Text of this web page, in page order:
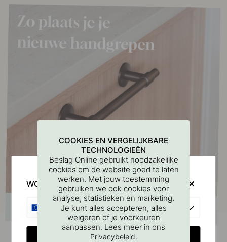
COOKIES EN VERGELIJKBARE
TECHNOLOGIEËN
Beslag Online gebruikt noodzakelijke
cookies om de website goed te laten
werken. Met jouw toestemming
gebruiken we ook cookies voor
analyse, statistieken en marketing.
Je kunt alles accepteren, alles
weigeren of je voorkeuren
aanpassen. Lees meer in ons
Privacybeleid.
WOULD YOU RATHER VISIT?
CHANGE COUNTRY